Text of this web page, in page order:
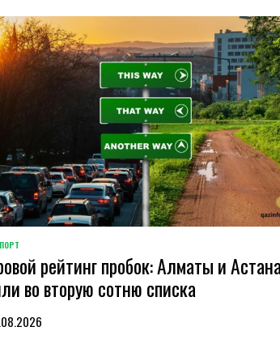
рейтинг пробок: Алматы и
во вторую сотню списка